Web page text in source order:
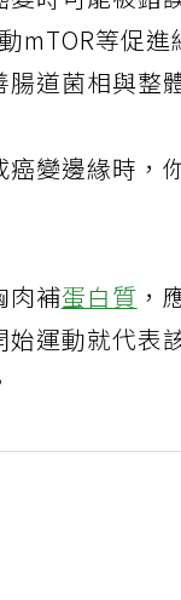
mTOR等促進
道菌相與整
變邊緣時，
肉補蛋白質 ，
運動就代表